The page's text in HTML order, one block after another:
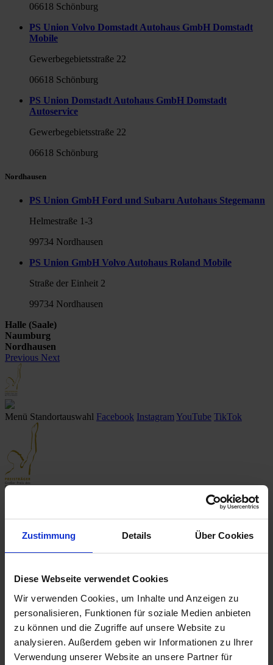
Zustimmung Details Über Cookies
Diese Webseite verwendet Cookies
Wir verwenden Cookies, um Inhalte und Anzeigen zu
personalisieren, Funktionen für soziale Medien anbieten
zu können und die Zugriffe auf unsere Website zu
analysieren. Außerdem geben wir Informationen zu Ihrer
Verwendung unserer Website an unsere Partner für
06618 Schönburg
PS Union Volvo Domstadt Autohaus GmbH Domstadt
Mobile
Gewerbegebietsstraße 22
06618 Schönburg
PS Union Domstadt Autohaus GmbH Domstadt
Autoservice
Gewerbegebietsstraße 22
06618 Schönburg
Nordhausen
PS Union GmbH Ford und Subaru Autohaus Stegemann
Helmestraße 1-3
99734 Nordhausen
PS Union GmbH Volvo Autohaus Roland Mobile
Straße der Einheit 2
99734 Nordhausen
Halle (Saale)
Naumburg
Nordhausen
Previous Next
Menü Standortauswahl Facebook Instagram YouTube TikTok
Detailseite
Fahrzeug existiert nicht
Suche anpassen
Innen- & Außenausstattung
Sonstiges